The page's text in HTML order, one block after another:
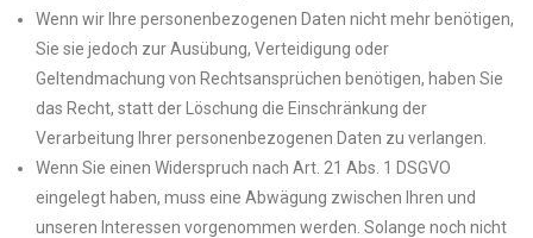
Wenn wir Ihre personenbezogenen Daten nicht mehr benötigen,
Sie sie jedoch zur Ausübung, Verteidigung oder
Geltendmachung von Rechtsansprüchen benötigen, haben Sie
das Recht, statt der Löschung die Einschränkung der
Verarbeitung Ihrer personenbezogenen Daten zu verlangen.
Wenn Sie einen Widerspruch nach Art. 21 Abs. 1 DSGVO
eingelegt haben, muss eine Abwägung zwischen Ihren und
unseren Interessen vorgenommen werden. Solange noch nicht